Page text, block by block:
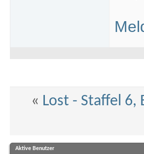
« Lost - Staffel 6,
Aktive Benutzer